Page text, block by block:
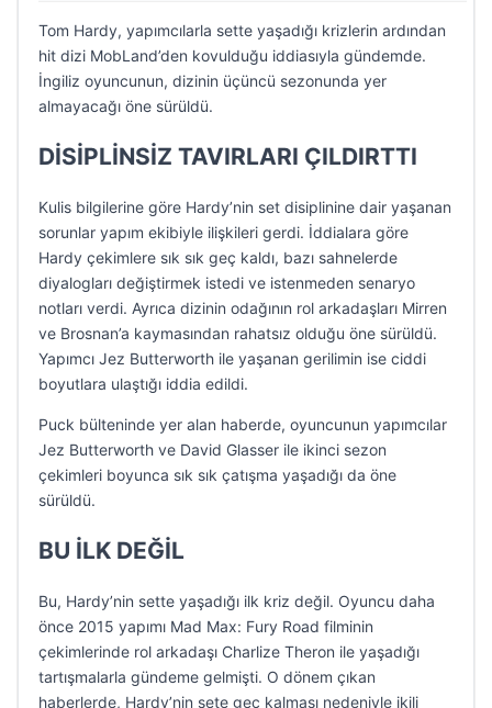
Tom Hardy, yapımcılarla sette yaşadığı krizlerin ardından
hit dizi MobLand’den kovulduğu iddiasıyla gündemde.
İngiliz oyuncunun, dizinin üçüncü sezonunda yer
almayacağı öne sürüldü.
DİSİPLİNSİZ TAVIRLARI ÇILDIRTTI
Kulis bilgilerine göre Hardy’nin set disiplinine dair yaşanan
sorunlar yapım ekibiyle ilişkileri gerdi. İddialara göre
Hardy çekimlere sık sık geç kaldı, bazı sahnelerde
diyalogları değiştirmek istedi ve istenmeden senaryo
notları verdi. Ayrıca dizinin odağının rol arkadaşları Mirren
ve Brosnan’a kaymasından rahatsız olduğu öne sürüldü.
Yapımcı Jez Butterworth ile yaşanan gerilimin ise ciddi
boyutlara ulaştığı iddia edildi.
Puck bülteninde yer alan haberde, oyuncunun yapımcılar
Jez Butterworth ve David Glasser ile ikinci sezon
çekimleri boyunca sık sık çatışma yaşadığı da öne
sürüldü.
BU İLK DEĞİL
Bu, Hardy’nin sette yaşadığı ilk kriz değil. Oyuncu daha
önce 2015 yapımı Mad Max: Fury Road filminin
çekimlerinde rol arkadaşı Charlize Theron ile yaşadığı
tartışmalarla gündeme gelmişti. O dönem çıkan
haberlerde, Hardy’nin sete geç kalması nedeniyle ikili